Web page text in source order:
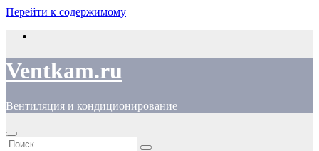
Перейти к содержимому
Ventkam.ru
Вентиляция и кондиционирование